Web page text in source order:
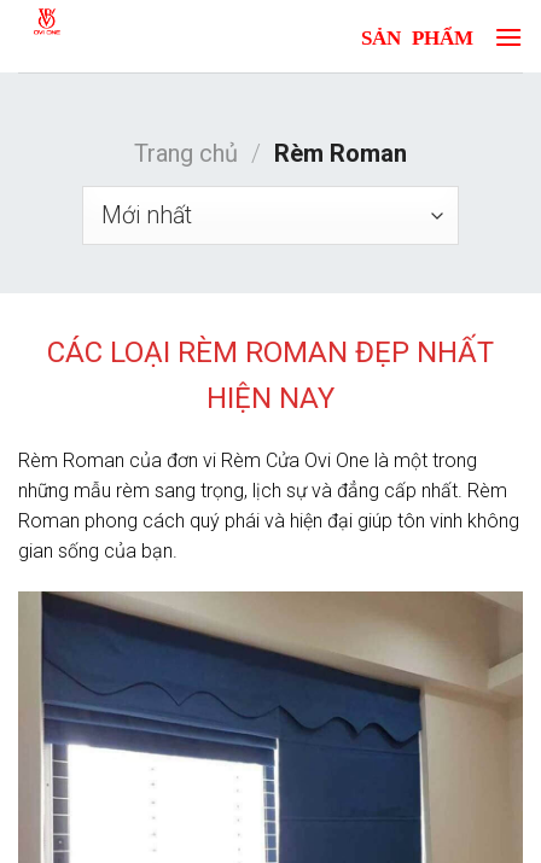
content
Trang chủ / Rèm Roman
CÁC LOẠI RÈM ROMAN ĐẸP NHẤT
HIỆN NAY
Rèm Roman của đơn vi Rèm Cửa Ovi One là một trong
những mẫu rèm sang trọng, lịch sự và đẳng cấp nhất. Rèm
Roman phong cách quý phái và hiện đại giúp tôn vinh không
gian sống của bạn.